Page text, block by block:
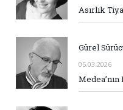
Asırlık
Gürel
05.03.2026
Medea’nın